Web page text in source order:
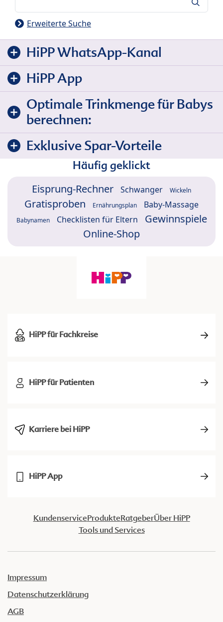
Erweiterte Suche
HiPP WhatsApp-Kanal
HiPP App
Optimale Trinkmenge für Babys
berechnen:
Exklusive Spar-Vorteile
Häufig geklickt
Eisprung-Rechner Schwanger Wickeln
Gratisproben Ernährungsplan Baby-Massage
Babynamen Checklisten für Eltern
Gewinnspiele
Online-Shop
HiPP für Fachkreise
HiPP für Patienten
Karriere bei HiPP
HiPP App
KundenserviceProdukteRatgeberÜber HiPP
Tools und Services
Impressum
Datenschutzerklärung
AGB